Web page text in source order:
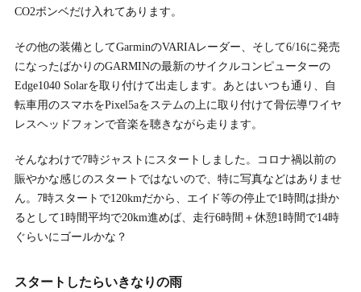
CO2ボンベだけ入れてあります。
その他の装備としてGarminのVARIAレーダー、そして6/16に発売
になったばかりのGARMINの最新のサイクルコンピューターの
Edge1040 Solarを取り付けて出走します。あとはいつも通り、自
転車用のスマホをPixel5aをステムの上に取り付けて骨伝導ワイヤ
レスヘッドフォンで音楽を聴きながら走ります。
そんなわけで7時ジャストにスタートしました。コロナ禍以前の
賑やかな感じのスタートではないので、特に写真などはありませ
ん。7時スタートで120kmだから、エイド等の停止で1時間は掛か
るとして1時間平均で20km進めば、走行6時間＋休憩1時間で14時
ぐらいにゴールかな？
スタートしたらいきなりの雨